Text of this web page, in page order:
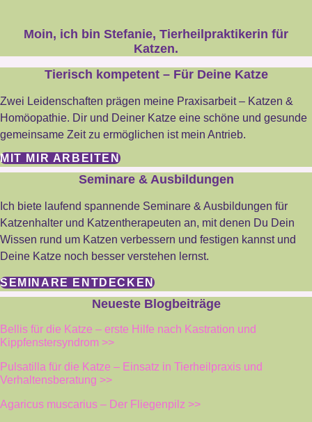
Moin, ich bin Stefanie, Tierheilpraktikerin für
Katzen.
Tierisch kompetent – Für Deine Katze
Zwei Leidenschaften prägen meine Praxisarbeit – Katzen &
Homöopathie. Dir und Deiner Katze eine schöne und gesunde
gemeinsame Zeit zu ermöglichen ist mein Antrieb.
MIT MIR ARBEITEN
Seminare & Ausbildungen
Ich biete laufend spannende Seminare & Ausbildungen für
Katzenhalter und Katzentherapeuten an, mit denen Du Dein
Wissen rund um Katzen verbessern und festigen kannst und
Deine Katze noch besser verstehen lernst.
SEMINARE ENTDECKEN
Neueste Blogbeiträge
Bellis für die Katze – erste Hilfe nach Kastration und
Kippfenstersyndrom >>
Pulsatilla für die Katze – Einsatz in Tierheilpraxis und
Verhaltensberatung >>
Agaricus muscarius – Der Fliegenpilz >>